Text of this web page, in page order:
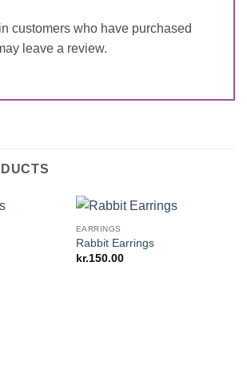
customers who have purchased
leave a review.
EARRINGS
Rabbit Earrings
kr.150.00